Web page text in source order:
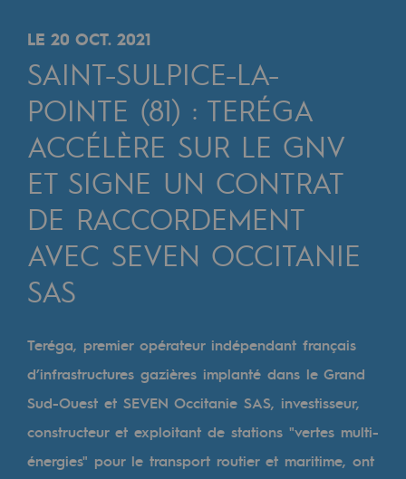
Transversalité et Collaboratif
Notre culture et nos valeurs
Une organisation certifiée
Notre organisation
Notre organisation
Gouvernance
Indicateurs
Publications institutionnelles
Où nous trouver
Les énergies d'avenir
Notre vision
LE 20 OCT. 2021
SAINT-SULPICE-LA-
POINTE (81) : TERÉGA
ACCÉLÈRE SUR LE GNV
ET SIGNE UN CONTRAT
DE RACCORDEMENT
AVEC SEVEN OCCITANIE
SAS
Teréga, premier opérateur indépendant français
d’infrastructures gazières implanté dans le Grand
Sud-Ouest et SEVEN Occitanie SAS, investisseur,
constructeur et exploitant de stations "vertes multi-
énergies" pour le transport routier et maritime, ont